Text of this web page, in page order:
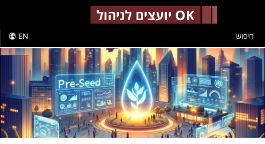
OK יועצים לניהול
EN חיפוש